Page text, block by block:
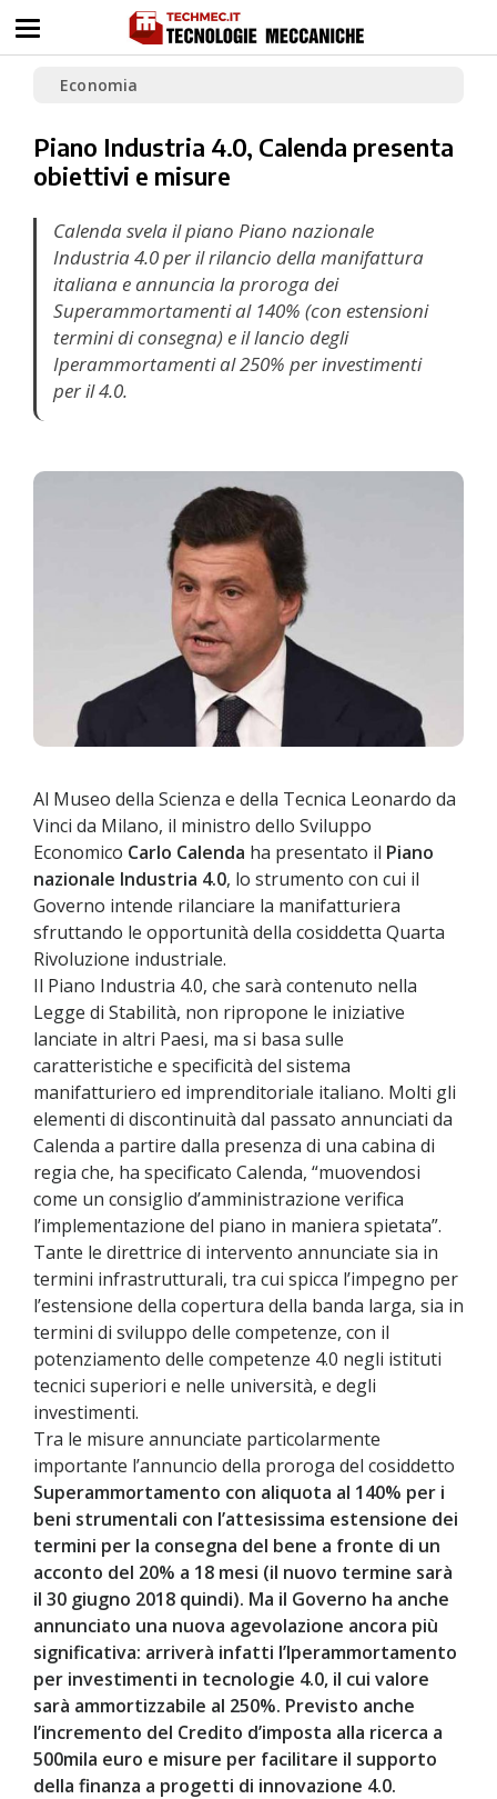
Economia
Piano Industria 4.0, Calenda presenta
obiettivi e misure
Calenda svela il piano Piano nazionale
Industria 4.0 per il rilancio della manifattura
italiana e annuncia la proroga dei
Superammortamenti al 140% (con estensioni
termini di consegna) e il lancio degli
Iperammortamenti al 250% per investimenti
per il 4.0.
Al Museo della Scienza e della Tecnica Leonardo da
Vinci da Milano, il ministro dello Sviluppo
Economico Carlo Calenda ha presentato il Piano
nazionale Industria 4.0, lo strumento con cui il
Governo intende rilanciare la manifatturiera
sfruttando le opportunità della cosiddetta Quarta
Rivoluzione industriale.
Il Piano Industria 4.0, che sarà contenuto nella
Legge di Stabilità, non ripropone le iniziative
lanciate in altri Paesi, ma si basa sulle
caratteristiche e specificità del sistema
manifatturiero ed imprenditoriale italiano. Molti gli
elementi di discontinuità dal passato annunciati da
Calenda a partire dalla presenza di una cabina di
regia che, ha specificato Calenda, “muovendosi
come un consiglio d’amministrazione verifica
l’implementazione del piano in maniera spietata”.
Tante le direttrice di intervento annunciate sia in
termini infrastrutturali, tra cui spicca l’impegno per
l’estensione della copertura della banda larga, sia in
termini di sviluppo delle competenze, con il
potenziamento delle competenze 4.0 negli istituti
tecnici superiori e nelle università, e degli
investimenti.
Tra le misure annunciate particolarmente
importante l’annuncio della proroga del cosiddetto
Superammortamento con aliquota al 140% per i
beni strumentali con l’attesissima estensione dei
termini per la consegna del bene a fronte di un
acconto del 20% a 18 mesi (il nuovo termine sarà
il 30 giugno 2018 quindi). Ma il Governo ha anche
annunciato una nuova agevolazione ancora più
significativa: arriverà infatti l’Iperammortamento
per investimenti in tecnologie 4.0, il cui valore
sarà ammortizzabile al 250%. Previsto anche
l’incremento del Credito d’imposta alla ricerca a
500mila euro e misure per facilitare il supporto
della finanza a progetti di innovazione 4.0.